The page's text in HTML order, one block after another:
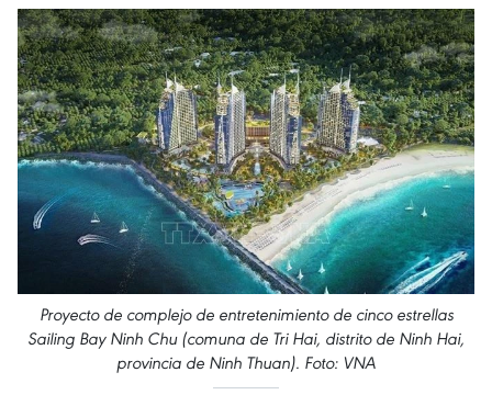
Proyecto de complejo de entretenimiento de cinco estrellas
Sailing Bay Ninh Chu (comuna de Tri Hai, distrito de Ninh Hai,
provincia de Ninh Thuan). Foto: VNA